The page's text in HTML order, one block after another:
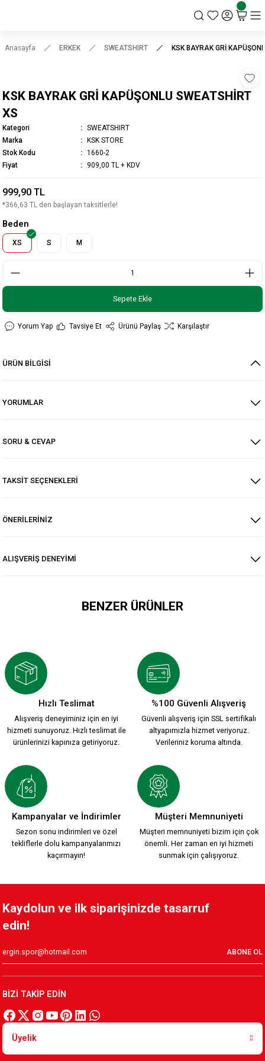
Anasayfa ERKEK SWEATSHIRT KSK BAYRAK GRİ
KSK BAYRAK GRİ KAPÜŞONLU SWEATSHİRT
XS
Kategori
SWEATSHIRT
Marka
KSK STORE
Stok Kodu
1660-2
Fiyat
909,00 TL + KDV
999,90 TL
*366,63 TL den başlayan taksitlerle!
Beden
XS S M
Sepete Ekle
Yorum Yap Tavsiye Et Ürünü Paylaş Karşılaştır
ÜRÜN BİLGİSİ
YORUMLAR
SORU & CEVAP
TAKSİT SEÇENEKLERİ
ÖNERİLERİNİZ
ALIŞVERİŞ DENEYİMİ
BENZER ÜRÜNLER
3.500,00 TL
HUMMEL DREAM HALF ZIP SWEATSHİRT S.
2.399,90 TL
KARŞIYAKA NAKIŞ LOGO KIRMIZI POLAR FERMUARLI
1.749,90 TL
KARŞIYAKA TRİBÜN PAMUKLU SWEATSHIRT Y.
2.599,90 TL
Hızlı Teslimat
Alışveriş deneyiminiz için en iyi
hizmeti sunuyoruz. Hızlı teslimat ile
ürünlerinizi kapınıza getiriyoruz.
%100 Güvenli Alışveriş
Güvenli alışveriş için SSL sertifikalı
altyapımızla hizmet veriyoruz.
Verileriniz koruma altında.
Kampanyalar ve İndirimler
Sezon sonu indirimleri ve özel
tekliflerle dolu kampanyalarımızı
kaçırmayın!
Müşteri Memnuniyeti
Müşteri memnuniyeti bizim için çok
önemli. Her zaman en iyi hizmeti
sunmak için çalışıyoruz.
Kaydolun ve ilk siparişinizde tasarruf
edin!
ABONE OL
BİZİ TAKİP EDİN
Üyelik